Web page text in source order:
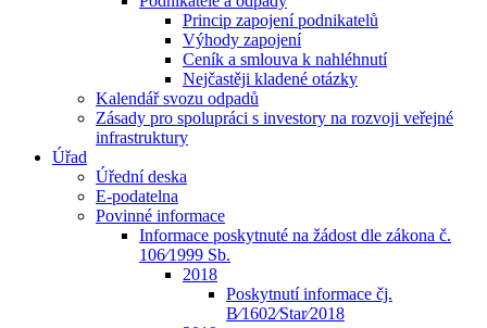
Princip zapojení podnikatelů
Výhody zapojení
Ceník a smlouva k nahléhnutí
Nejčastěji kladené otázky
Kalendář svozu odpadů
Zásady pro spolupráci s investory na rozvoji veřejné
infrastruktury
Úřad
Úřední deska
E-podatelna
Povinné informace
Informace poskytnuté na žádost dle zákona č.
106⁄1999 Sb.
2018
Poskytnutí informace čj.
B⁄1602⁄Star⁄2018